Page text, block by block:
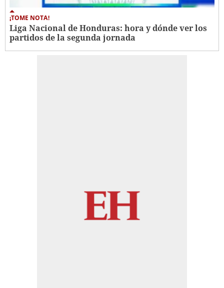
¡TOME NOTA!
Liga Nacional de Honduras: hora y dónde ver los
partidos de la segunda jornada